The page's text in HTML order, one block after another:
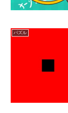
パズル